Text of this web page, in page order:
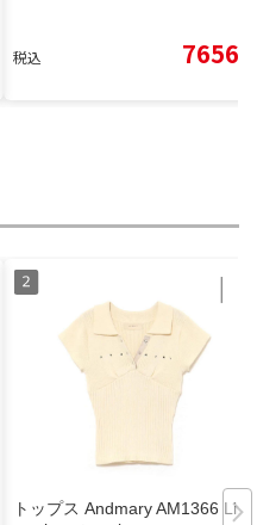
税込 7656
トップス Andmary AM1366 Lind